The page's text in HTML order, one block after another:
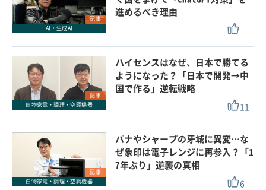
記事
AI・生成AI
進めるべき理由
記事
白物家電・調理・空調機器
ハイセンスはなぜ、日本で勝てる
ようになった？「日本で開発→中
国で作る」逆転戦略
11
記事
白物家電・調理・空調機器
パナやシャープの牙城に異変…な
ぜ象印は電子レンジに再参入？「1
7年ぶり」逆襲の真相
6